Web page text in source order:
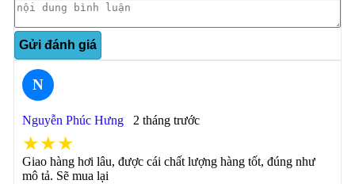
Gửi đánh giá
N
Nguyễn Phúc Hưng 2 tháng trước
★★★
Giao hàng hơi lâu, được cái chất lượng hàng tốt, đúng như
mô tả. Sẽ mua lại